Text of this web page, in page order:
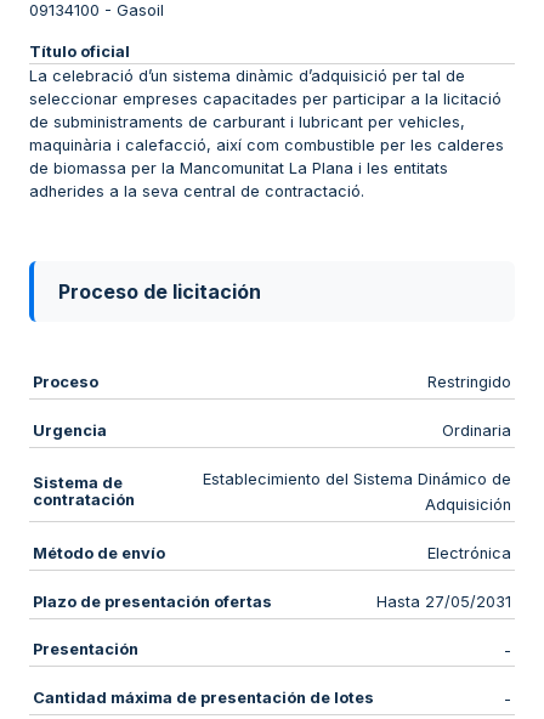
09134100 - Gasoil
Título oficial
La celebració d’un sistema dinàmic d’adquisició per tal de
seleccionar empreses capacitades per participar a la licitació
de subministraments de carburant i lubricant per vehicles,
maquinària i calefacció, així com combustible per les calderes
de biomassa per la Mancomunitat La Plana i les entitats
adherides a la seva central de contractació.
Proceso de licitación
Proceso Restringido
Urgencia Ordinaria
Sistema de
contratación
Establecimiento del Sistema Dinámico de
Adquisición
Método de envío Electrónica
Plazo de presentación ofertas Hasta 27/05/2031
Presentación -
Cantidad máxima de presentación de lotes -